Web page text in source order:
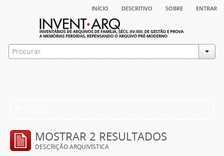
início descritivo sobre entrar
MOSTRAR 2 RESULTADOS
DESCRIÇÃO ARQUIVÍSTICA